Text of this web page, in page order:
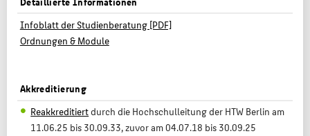
Infoblatt der Studienberatung [PDF]
Ordnungen & Module
Akkreditierung
Reakkreditiertdurch die Hochschulleitung der HTW Berlin am
11.06.25 bis 30.09.33, zuvor am 04.07.18 bis 30.09.25